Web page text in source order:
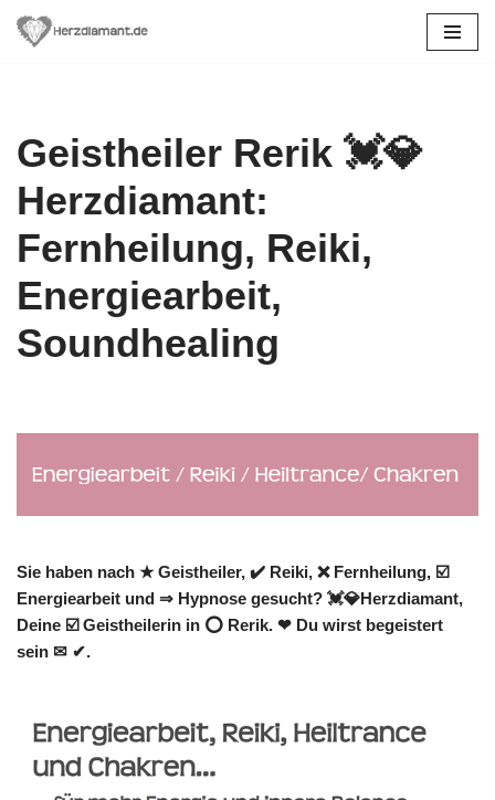
Geistheiler Rerik 💓️💎
Herzdiamant:
Fernheilung, Reiki,
Energiearbeit,
Soundhealing
Sie haben nach ★ Geistheiler, ✔️ Reiki, ❌ Fernheilung, ☑️
Energiearbeit und ⇒ Hypnose gesucht? 💓️💎Herzdiamant,
Deine ☑️ Geistheilerin in ⭕ Rerik. ❤ Du wirst begeistert
sein ✉ ✔.